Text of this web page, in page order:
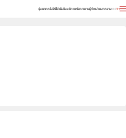
รุ่นรถเทคโนโลยีโปรโมชันบริการหลังการขายผู้จำหน่ายบทความENTH